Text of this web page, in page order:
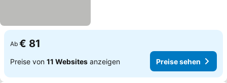
Ab € 81
Preise von 11 Websites anzeigen Preise sehen